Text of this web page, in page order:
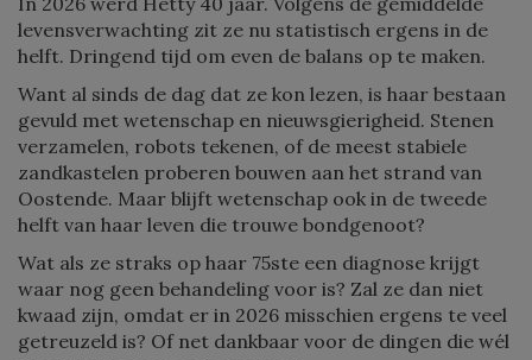
levensverwachting zit ze nu statistisch ergens in de
helft. Dringend tijd om even de balans op te maken.
Want al sinds de dag dat ze kon lezen, is haar bestaan
gevuld met wetenschap en nieuwsgierigheid. Stenen
verzamelen, robots tekenen, of de meest stabiele
zandkastelen proberen bouwen aan het strand van
Oostende. Maar blijft wetenschap ook in de tweede
helft van haar leven die trouwe bondgenoot?
Wat als ze straks op haar 75ste een diagnose krijgt
waar nog geen behandeling voor is? Zal ze dan niet
kwaad zijn, omdat er in 2026 misschien ergens te veel
getreuzeld is? Of net dankbaar voor de dingen die wél